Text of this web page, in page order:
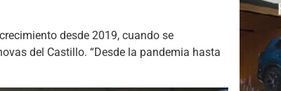
desde 2019, cuando se
del Castillo. “Desde la pandemia hasta